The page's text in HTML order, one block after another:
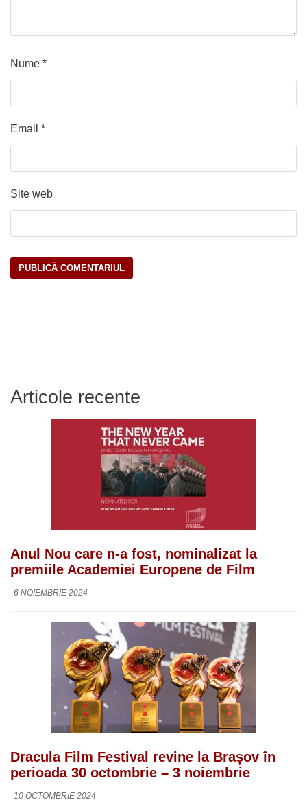
Nume *
Email *
Site web
Articole recente
Anul Nou care n-a fost, nominalizat la
premiile Academiei Europene de Film
6 NOIEMBRIE 2024
Dracula Film Festival revine la Brașov în
perioada 30 octombrie – 3 noiembrie
10 OCTOMBRIE 2024